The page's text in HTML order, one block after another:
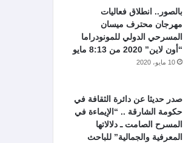
بالصور.. انطلاق فعاليات
مهرجان محترف ميسان
المسرحي الدولي للمونودراما
“أون لاين” 2020 من 8:13 مايو
10 مايو، 2020
صدر حديثا عن دائرة الثقافة في
حكومة الشارقة .. “الإيماءة في
المسرح الصامت ـ دلالاتها
المعرفية والجمالية” للباحث